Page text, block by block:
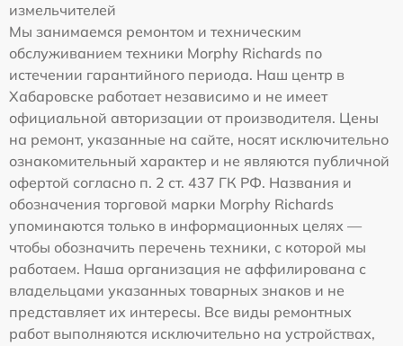
измельчителей
Мы занимаемся ремонтом и техническим
обслуживанием техники Morphy Richards по
истечении гарантийного периода. Наш центр в
Хабаровске работает независимо и не имеет
официальной авторизации от производителя. Цены
на ремонт, указанные на сайте, носят исключительно
ознакомительный характер и не являются публичной
офертой согласно п. 2 ст. 437 ГК РФ. Названия и
обозначения торговой марки Morphy Richards
упоминаются только в информационных целях —
чтобы обозначить перечень техники, с которой мы
работаем. Наша организация не аффилирована с
владельцами указанных товарных знаков и не
представляет их интересы. Все виды ремонтных
работ выполняются исключительно на устройствах,